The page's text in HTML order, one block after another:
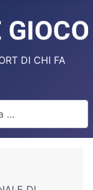
DI CHI FA